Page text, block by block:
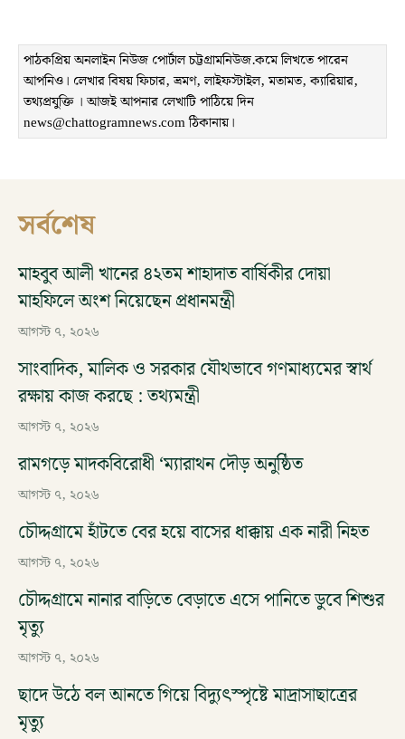
পাঠকপ্রিয় অনলাইন নিউজ পোর্টাল চট্টগ্রামনিউজ.কমে লিখতে পারেন
আপনিও। লেখার বিষয় ফিচার, ভ্রমণ, লাইফস্টাইল, মতামত, ক্যারিয়ার,
তথ্যপ্রযুক্তি । আজই আপনার লেখাটি পাঠিয়ে দিন
news@chattogramnews.com ঠিকানায়।
সর্বশেষ
মাহবুব আলী খানের ৪২তম শাহাদাত বার্ষিকীর দোয়া
মাহফিলে অংশ নিয়েছেন প্রধানমন্ত্রী
আগস্ট ৭, ২০২৬
সাংবাদিক, মালিক ও সরকার যৌথভাবে গণমাধ্যমের স্বার্থ
রক্ষায় কাজ করছে : তথ্যমন্ত্রী
আগস্ট ৭, ২০২৬
রামগড়ে মাদকবিরোধী ‘ম্যারাথন দৌড় অনুষ্ঠিত
আগস্ট ৭, ২০২৬
চৌদ্দগ্রামে হাঁটতে বের হয়ে বাসের ধাক্কায় এক নারী নিহত
আগস্ট ৭, ২০২৬
চৌদ্দগ্রামে নানার বাড়িতে বেড়াতে এসে পানিতে ডুবে শিশুর
মৃত্যু
আগস্ট ৭, ২০২৬
ছাদে উঠে বল আনতে গিয়ে বিদ্যুৎস্পৃষ্টে মাদ্রাসাছাত্রের
মৃত্যু